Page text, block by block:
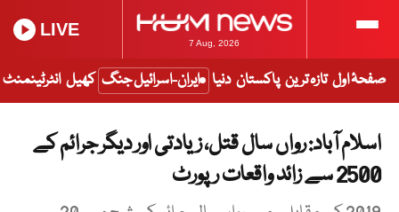
7 Aug, 2026
LIVE
صفحۂ اول تازہ ترین پاکستان دنیا ایران-اسرائیل جنگ کھیل انٹرٹینمنٹ
اسلام آباد: رواں سال قتل، زیادتی اور دیگر جرائم کے
2500 سے زائد واقعات رپورٹ